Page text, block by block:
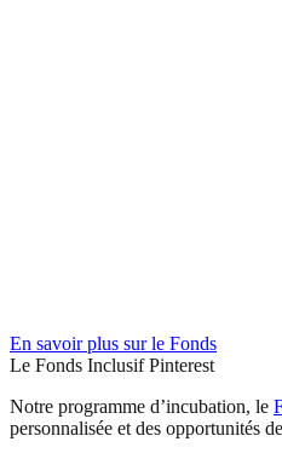
En savoir plus sur le Fonds
Le Fonds Inclusif Pinterest
Notre programme d’incubation, le
personnalisée et des opportunités